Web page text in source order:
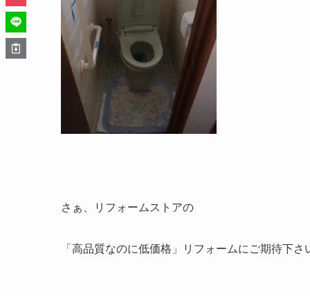
さぁ、リフォームストアの
「高品質なのに低価格」リフォームにご期待下